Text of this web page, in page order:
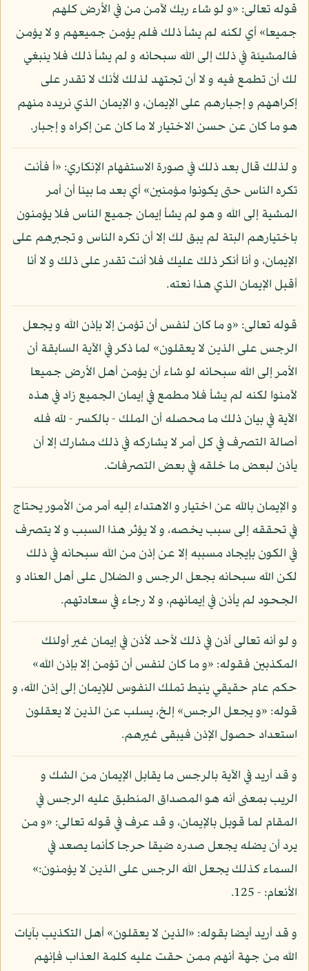
قوله تعالى: «و لو شاء ربك لآمن من في الأرض كلهم
جميعا» أي لكنه لم يشأ ذلك فلم يؤمن جميعهم و لا يؤمن
فالمشيئة في ذلك إلى الله سبحانه و لم يشأ ذلك فلا ينبغي
لك أن تطمع فيه و لا أن تجتهد لذلك لأنك لا تقدر على
إكراههم و إجبارهم على الإيمان، و الإيمان الذي نريده منهم
هو ما كان عن حسن الاختيار لا ما كان عن إكراه و إجبار.
و لذلك قال بعد ذلك في صورة الاستفهام الإنكاري: «أ فأنت
تكره الناس حتى يكونوا مؤمنين» أي بعد ما بينا أن أمر
المشية إلى الله و هو لم يشأ إيمان جميع الناس فلا يؤمنون
باختيارهم البتة لم يبق لك إلا أن تكره الناس و تجبرهم على
الإيمان، و أنا أنكر ذلك عليك فلا أنت تقدر على ذلك و لا أنا
أقبل الإيمان الذي هذا نعته.
قوله تعالى: «و ما كان لنفس أن تؤمن إلا بإذن الله و يجعل
الرجس على الذين لا يعقلون» لما ذكر في الآية السابقة أن
الأمر إلى الله سبحانه لو شاء أن يؤمن أهل الأرض جميعا
لآمنوا لكنه لم يشأ فلا مطمع في إيمان الجميع زاد في هذه
الآية في بيان ذلك ما محصله أن الملك - بالكسر - لله فله
أصالة التصرف في كل أمر لا يشاركه في ذلك مشارك إلا أن
يأذن لبعض ما خلقه في بعض التصرفات.
و الإيمان بالله عن اختيار و الاهتداء إليه أمر من الأمور يحتاج
في تحققه إلى سبب يخصه، و لا يؤثر هذا السبب و لا يتصرف
في الكون بإيجاد مسببه إلا عن إذن من الله سبحانه في ذلك
لكن الله سبحانه بجعل الرجس و الضلال على أهل العناد و
الجحود لم يأذن في إيمانهم، و لا رجاء في سعادتهم.
و لو أنه تعالى أذن في ذلك لأحد لأذن في إيمان غير أولئك
المكذبين فقوله: «و ما كان لنفس أن تؤمن إلا بإذن الله»
حكم عام حقيقي ينيط تملك النفوس للإيمان إلى إذن الله، و
قوله: «و يجعل الرجس» إلخ، يسلب عن الذين لا يعقلون
استعداد حصول الإذن فيبقى غيرهم.
و قد أريد في الآية بالرجس ما يقابل الإيمان من الشك و
الريب بمعنى أنه هو المصداق المنطبق عليه الرجس في
المقام لما قوبل بالإيمان، و قد عرف في قوله تعالى: «و من
يرد أن يضله يجعل صدره ضيقا حرجا كأنما يصعد في
السماء كذلك يجعل الله الرجس على الذين لا يؤمنون:»
الأنعام: - 125.
و قد أريد أيضا بقوله: «الذين لا يعقلون» أهل التكذيب بآيات
الله من جهة أنهم ممن حقت عليه كلمة العذاب فإنهم